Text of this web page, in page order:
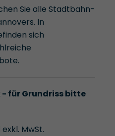
Sie alle Stadtbahn-
In
sich
- für Grundriss bitte
MwSt.